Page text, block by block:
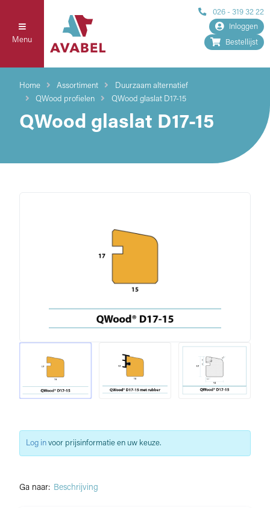
Menu
026 - 319 32 22
Inloggen
Bestellijst
Home Assortiment
Duurzaam alternatief
QWood profielen
QWood glaslat D17-15
QWood glaslat D17-15
Ga naar: Beschrijving
Log in voor prijsinformatie en uw keuze.